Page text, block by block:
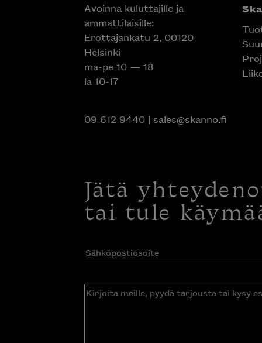
Avoinna kuluttajille ja
ammattilaisille:
Erottajankatu 2, 00120
Helsinki
ma-pe 10 — 18
la 10-17
09 612 9440| sales@skanno.fi
Jätä
tai tule
Sähköpostiosoite(Pakollinen)
Kirjoita